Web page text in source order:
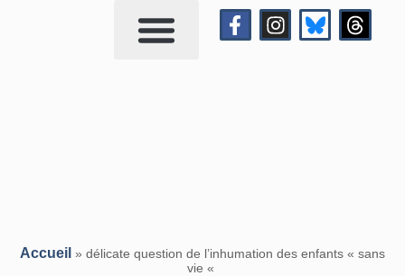
Accueil » délicate question de l’inhumation des enfants « sans
vie «